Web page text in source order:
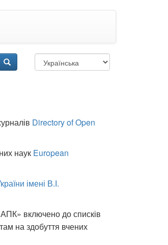
Directory of Open
наук European
імені В.І.
включено до списків
на здобуття вчених